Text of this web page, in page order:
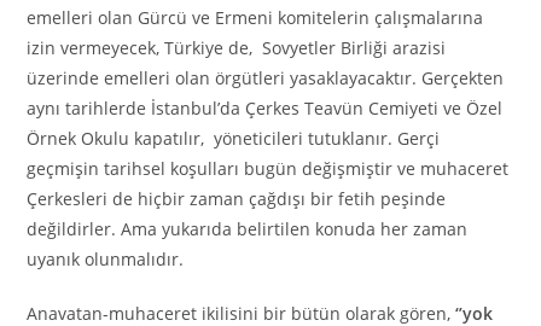
emelleri olan Gürcü ve Ermeni komitelerin çalışmalarına
izin vermeyecek, Türkiye de, Sovyetler Birliği arazisi
üzerinde emelleri olan örgütleri yasaklayacaktır. Gerçekten
aynı tarihlerde İstanbul’da Çerkes Teavün Cemiyeti ve Özel
Örnek Okulu kapatılır, yöneticileri tutuklanır. Gerçi
geçmişin tarihsel koşulları bugün değişmiştir ve muhaceret
Çerkesleri de hiçbir zaman çağdışı bir fetih peşinde
değildirler. Ama yukarıda belirtilen konuda her zaman
uyanık olunmalıdır.
Anavatan-muhaceret ikilisini bir bütün olarak gören,‘’yok